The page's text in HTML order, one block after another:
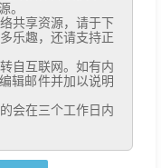
。
乐趣，还请支持正
辑邮件并加以说明